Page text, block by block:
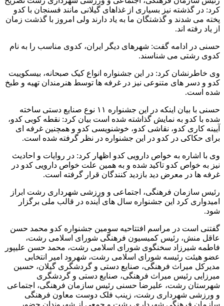
کرد: در گذشته نیز بسیاری از غذاهای گیلانی مانند فسنجان با کدو
پخته می شدند و گذشتگان ما به یاد دارند ولی امروز با گذشت زمان
از یاد رفته اند.
حسنی در ادامه گفت: شهرهای دیگر ایران، کدوی مناسب را به نام
کدوی رشتی می شناسند.
وی خاطرنشان کرد: در این جشنواره انواع کیک صبحانه، بیسکوییت
کدو و دسر های متنوعی نیز در غرفه ها توسط هنرمندان تهیه و طبخ
شده است.
حسنی با بیان اینکه در این جشنواره ۱۱ نوع صنایع دستی ساخته
شده با کدو به نمایش گذاشته شده است بیان کرد: نقطه کوبی کدو،
آیینه کاری کدو، نقاشی کدو، خوشنویسی کدو و همچنین غرفه ای
برای حکاکی در کدو در این جشنواره در نظر گرفته شده است.
وی با اشاره به خواص دارویی کدو اظهار کرد: در روایات و احادیث
نیز به خواص کدو تاکید شده و به همین علت خواص دارویی کدو در
غرفه ها در معرض دید بازدید کنندگان قرار گرفته است.
رئیس سازمان فرهنگی، اجتماعی و ورزشی شهرداری رشت ابراز
امیدواری کرد این جشنواره سال های آینده در قالب ملی برگزار
شود.
گفتنی است در مراسم افتتاحیه سومین جشنواره کدو محمد حسن
عاقل منش، رئیس کمیسیون فرهنگی شورای اسلامی رشت،
فاطمه شیرزاد سخنگوی شورای اسلامی رشت، محمد حسن علیپور
عضو هیئت رئیسه شورای اسلامی رشت، شهرود امیر انتخابی
مدیرکل میراث فرهنگی، صنایع دستی و گردشگری گیلان، حسین
میرزایی رئیس میراث فرهنگی، صنایع دستی و گردشگری
شهرستان رشت، علیرضا حسنی رئیس سازمان فرهنگی، اجتماعی
و ورزشی شهرداری رشت، زینب فلک دوست معاون فرهنگی
سازمان فرهنگی شهرداری رشت و جمعی از شهروندان حضور